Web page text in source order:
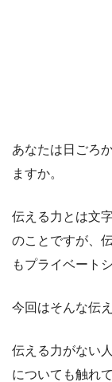
あなたは日ごろ
ますか。
伝える力とは文
のことですが、
もプライベート
今回はそんな伝
伝える力がない
についても触れ